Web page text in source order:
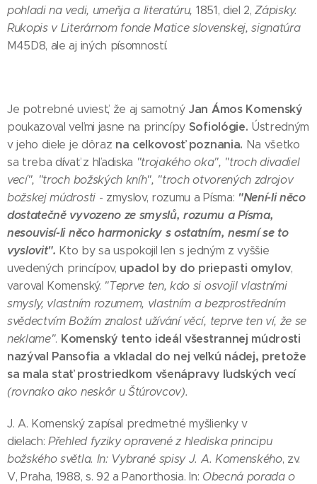
pohladi na vedi, umeňja a literatúru, 1851, diel 2,Zápisky.
Rukopis v Literárnom fonde Matice slovenskej, signatúra
M45D8, ale aj iných písomností.
Je potrebné uviesť, že aj samotný Jan Ámos Komenský
poukazoval veľmi jasne na princípy Sofiológie. Ústredným
v jeho diele je dôraz na celkovosť poznania. Na všetko
sa treba dívať z hľadiska "trojakého oka", "troch divadiel
vecí", "troch božských kníh", "troch otvorených zdrojov
božskej múdrosti - zmyslov, rozumu a Písma: "Není-li něco
dostatečně vyvozeno ze smyslů, rozumu a Písma,
nesouvisí-li něco harmonicky s ostatním, nesmí se to
vyslovit". Kto by sa uspokojil len s jedným z vyššie
uvedených princípov, upadol by do priepasti omylov,
varoval Komenský. "Teprve ten, kdo si osvojil vlastními
smysly, vlastním rozumem, vlastním a bezprostředním
svědectvím Božím znalost užívání věcí, teprve ten ví, že se
neklame". Komenský tento ideál všestrannej múdrosti
nazýval Pansofia a vkladal do nej veľkú nádej, pretože
sa mala stať prostriedkom všenápravy ľudských vecí
(rovnako ako neskôr u Štúrovcov).
J. A. Komenský zapísal predmetné myšlienky v
dielach:Přehled fyziky opravené z hlediska principu
božského světla. In: Vybrané spisy J. A. Komenského, zv.
V, Praha, 1988, s. 92 a Panorthosia. In: Obecná porada o